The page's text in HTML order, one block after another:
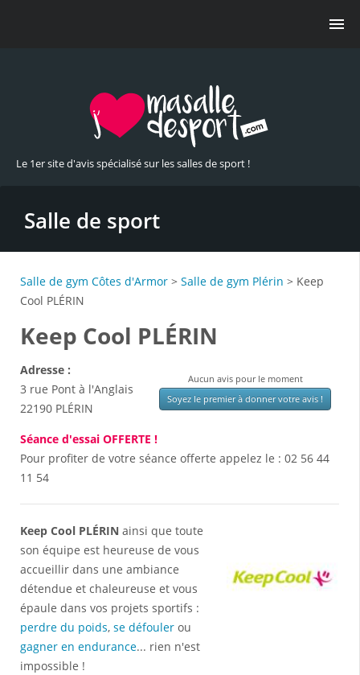
Le 1er site d'avis spécialisé sur les salles de sport !
Salle de sport
Salle de gym Côtes d'Armor > Salle de gym Plérin > Keep
Cool PLÉRIN
Keep Cool PLÉRIN
Aucun avis pour le moment
Soyez le premier à donner votre avis !
Adresse :
3 rue Pont à l'Anglais
22190 PLÉRIN
Séance d'essai OFFERTE !
Pour profiter de votre séance offerte appelez le : 02 56 44
11 54
Keep Cool PLÉRIN ainsi que toute
son équipe est heureuse de vous
accueillir dans une ambiance
détendue et chaleureuse et vous
épaule dans vos projets sportifs :
perdre du poids, se défouler ou
gagner en endurance... rien n'est
impossible !